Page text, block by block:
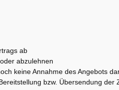
ab
abzulehnen
keine Annahme des Angebots
bzw. Übersendung der